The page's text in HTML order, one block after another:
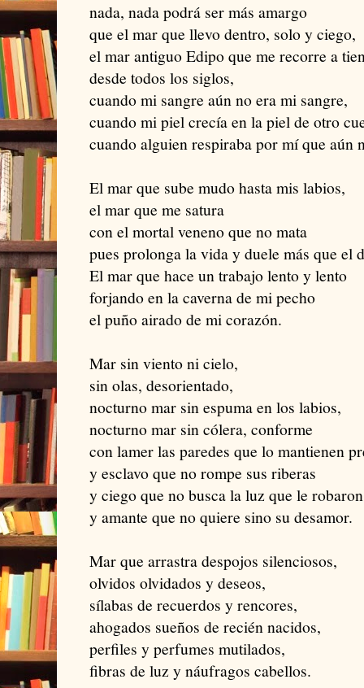
nada, nada podrá ser más amargo
que el mar que llevo dentro, solo y ciego,
el mar antiguo Edipo que me recorre a
desde todos los siglos,
cuando mi sangre aún no era mi sangre,
cuando mi piel crecía en la piel de otro
cuando alguien respiraba por mí que aún
El mar que sube mudo hasta mis labios,
el mar que me satura
con el mortal veneno que no mata
pues prolonga la vida y duele más que el
El mar que hace un trabajo lento y lento
forjando en la caverna de mi pecho
el puño airado de mi corazón.
Mar sin viento ni cielo,
sin olas, desorientado,
nocturno mar sin espuma en los labios,
nocturno mar sin cólera, conforme
con lamer las paredes que lo mantienen
y esclavo que no rompe sus riberas
y ciego que no busca la luz que le robaron
y amante que no quiere sino su desamor.
Mar que arrastra despojos silenciosos,
olvidos olvidados y deseos,
sílabas de recuerdos y rencores,
ahogados sueños de recién nacidos,
perfiles y perfumes mutilados,
fibras de luz y náufragos cabellos.